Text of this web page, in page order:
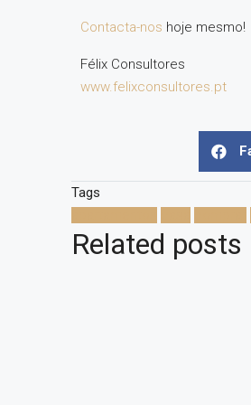
Contacta-nos hoje mesmo!
Félix Consultores
www.felixconsultores.pt
Tags
Related posts